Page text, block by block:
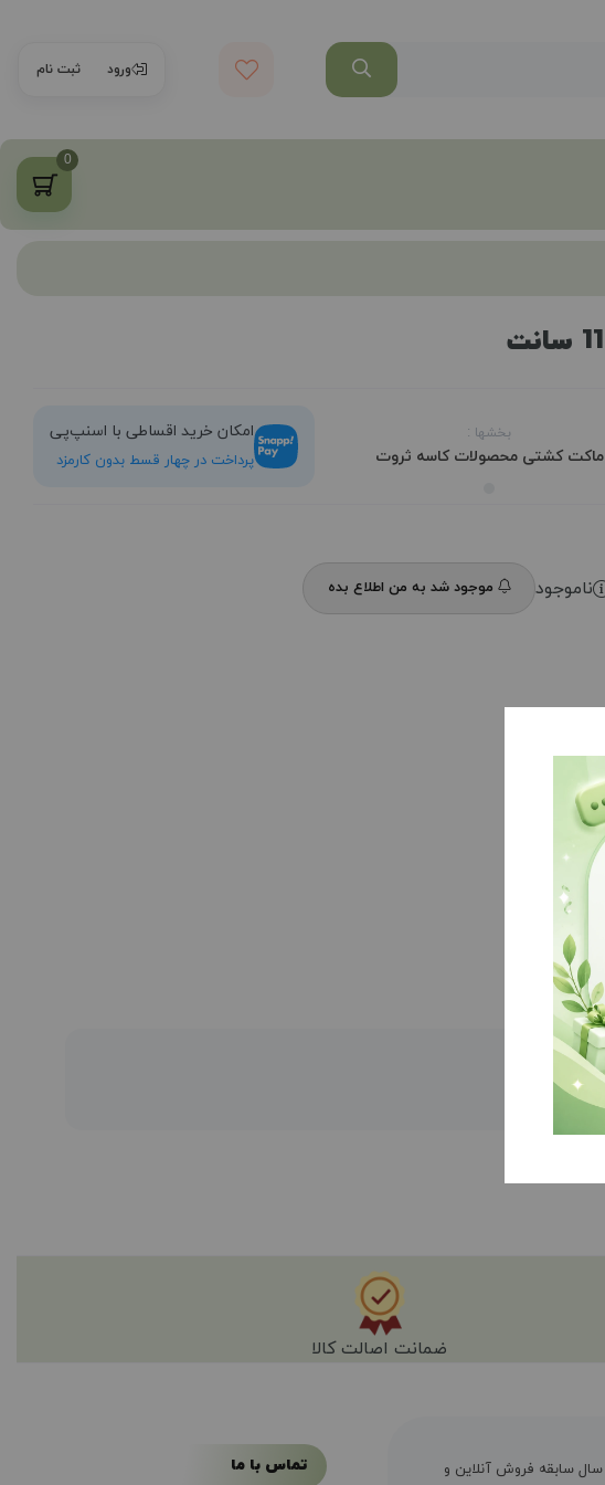
ورود ثبت نام
0
بخشها :
ماکت کشتیمحصولات کاسه ثروت
امکان خرید اقساطی با اسنپ‌پی
پرداخت در چهار قسط بدون کارمزد
ناموجود موجود شد به من اطلاع بده
ضمانت اصالت کالا
باحضور گوهرشناسان و تجهیزات گوهرشناسی و بیش از ۸ سال سابقه فروش آنلاین و تماس با ما